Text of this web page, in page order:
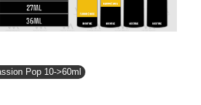
Pop 10->60ml